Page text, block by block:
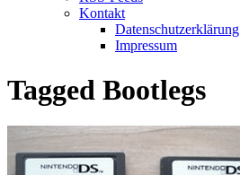
Kontakt
Datenschutzerklärung
Impressum
Tagged Bootlegs